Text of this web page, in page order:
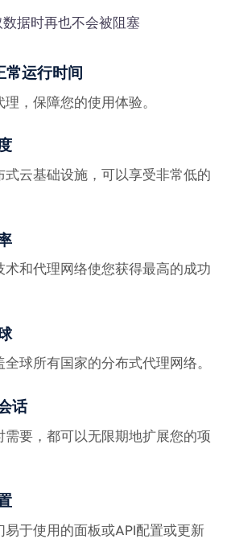
据时再也不会被阻塞
常运行时间
，保障您的使用体验。
式云基础设施，可以享受非常低的
术和代理网络使您获得最高的成功
全球所有国家的分布式代理网络。
话
需要，都可以无限期地扩展您的项
易于使用的面板或API配置或更新